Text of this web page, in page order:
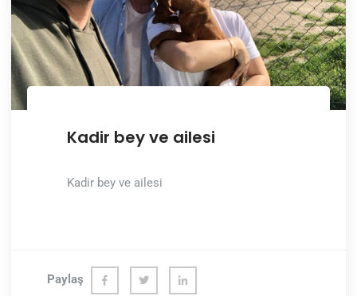
Kadir bey ve ailesi
Kadir bey ve ailesi
Paylaş